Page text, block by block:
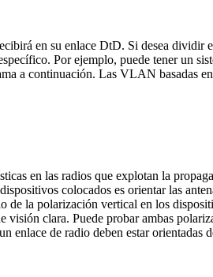
en su enlace DtD. Si desea
Por ejemplo, puede tener un
a continuación. Las VLAN basadas
en las radios que explotan la
colocados es orientar las
de la polarización vertical en los
clara. Puede probar ambas
enlace de radio deben estar orientadas